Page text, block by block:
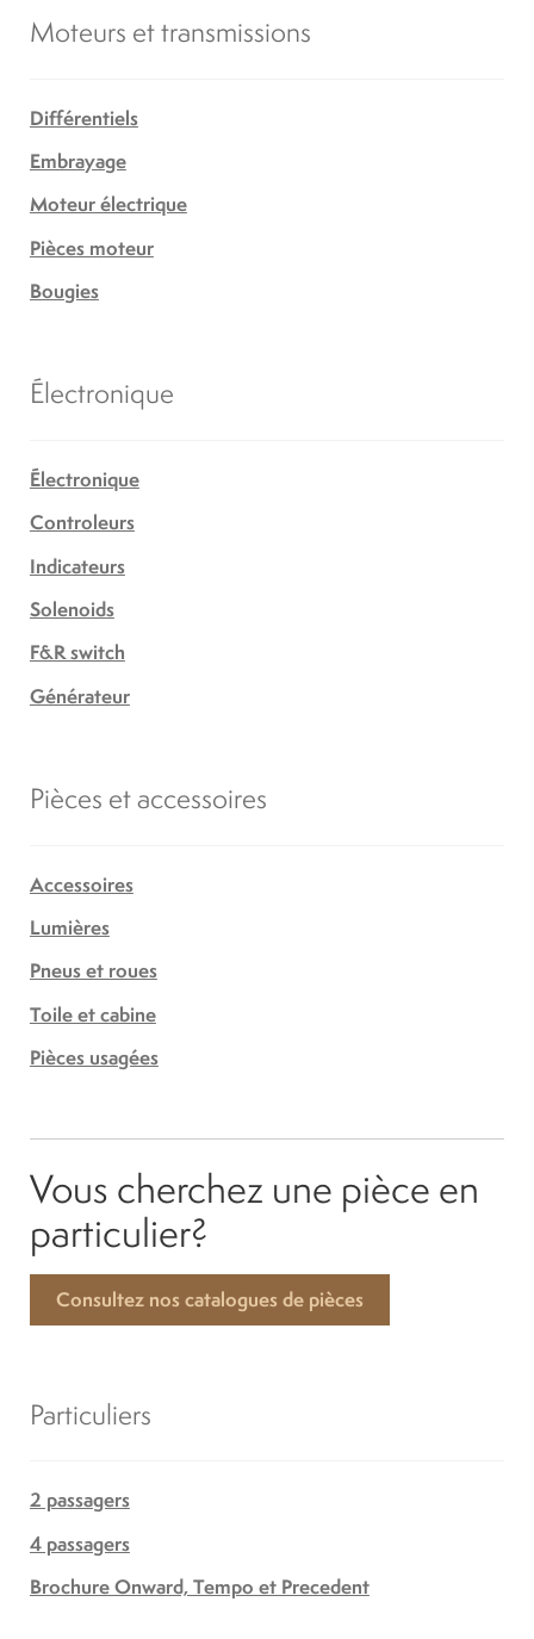
Moteurs et transmissions
Différentiels
Embrayage
Moteur électrique
Pièces moteur
Bougies
Électronique
Électronique
Controleurs
Indicateurs
Solenoids
F&R switch
Générateur
Pièces et accessoires
Accessoires
Lumières
Pneus et roues
Toile et cabine
Pièces usagées
Vous cherchez une pièce en
particulier?
Consultez nos catalogues de pièces
Particuliers
2 passagers
4 passagers
Brochure Onward, Tempo et Precedent